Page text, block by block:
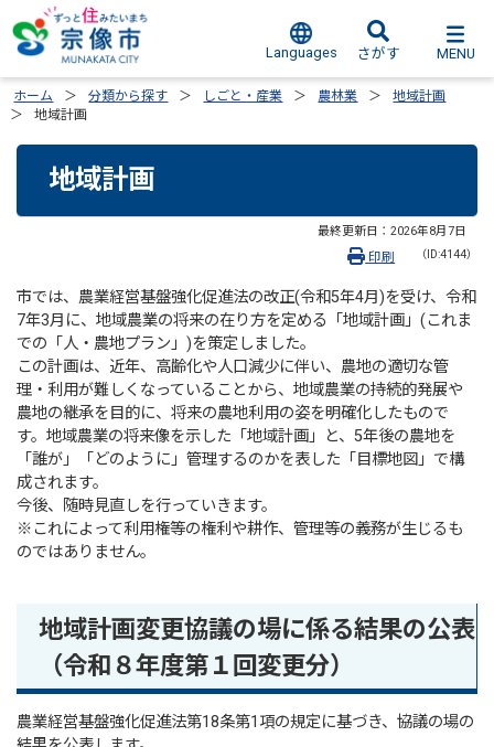
Languages さがす MENU
ホーム 分類から探す しごと・産業 農林業
地域計画
地域計画
地域計画
最終更新日： 2026年8月7日
（ID:4144）
印刷
市では、農業経営基盤強化促進法の改正(令和5年4月)を受け、令和
7年3月に、地域農業の将来の在り方を定める「地域計画」(これま
での「人・農地プラン」)を策定しました。
この計画は、近年、高齢化や人口減少に伴い、農地の適切な管
理・利用が難しくなっていることから、地域農業の持続的発展や
農地の継承を目的に、将来の農地利用の姿を明確化したもので
す。地域農業の将来像を示した「地域計画」と、5年後の農地を
「誰が」「どのように」管理するのかを表した「目標地図」で構
成されます。
今後、随時見直しを行っていきます。
※これによって利用権等の権利や耕作、管理等の義務が生じるも
のではありません。
地域計画変更協議の場に係る結果の公表
（令和８年度第１回変更分）
農業経営基盤強化促進法第18条第1項の規定に基づき、協議の場の